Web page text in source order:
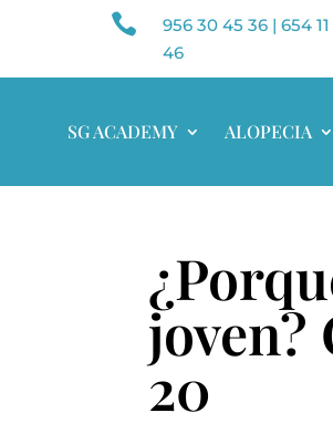
 956 30 45 36 |654
46
SG ACADEMY ALOPECIA
joven?
20